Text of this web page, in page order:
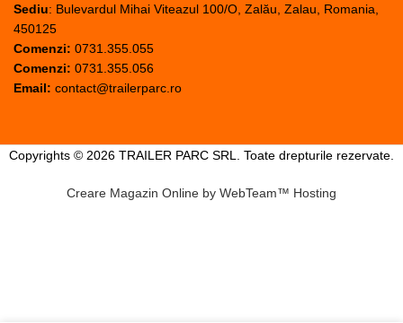
Sediu: Bulevardul Mihai Viteazul 100/O, Zalău, Zalau, Romania,
450125
Comenzi: 0731.355.055
Comenzi: 0731.355.056
Email: contact@trailerparc.ro
Copyrights © 2026 TRAILER PARC SRL. Toate drepturile rezervate.
Creare Magazin Online by WebTeam™ Hosting